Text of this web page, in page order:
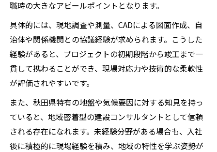
職時の大きなアピールポイントとなります。
具体的には、現地調査や測量、CADによる図面作成、自
治体や関係機関との協議経験が求められます。こうした
経験があると、プロジェクトの初期段階から竣工まで一
貫して携わることができ、現場対応力や技術的な柔軟性
が評価されやすいです。
また、秋田県特有の地盤や気候要因に対する知見を持っ
ていると、地域密着型の建設コンサルタントとして信頼
される存在になれます。未経験分野がある場合も、入社
後に積極的に現場経験を積み、地域の特性を学ぶ姿勢が